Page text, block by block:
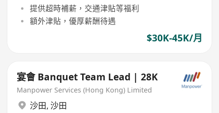
提供超時補薪，交通津貼等福利
額外津貼，優厚薪酬待遇
$30K-45K/月
宴會 Banquet Team Lead | 28K
Manpower Services (Hong Kong) Limited
沙田, 沙田